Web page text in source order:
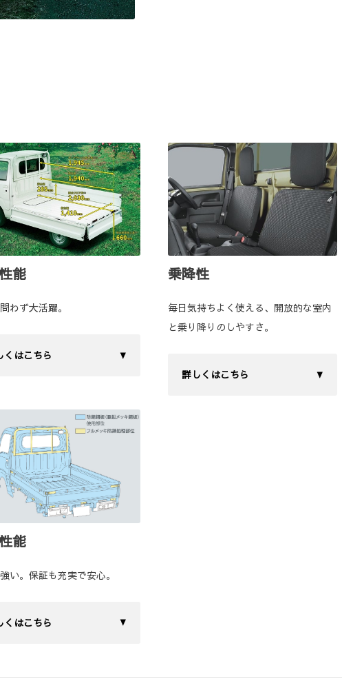
能
わず大活躍。
くはこちら
乗降性
毎日気持ちよく使える、開放的な室内
と乗り降りのしやすさ。
詳しくはこちら
能
い。保証も充実で安心。
くはこちら